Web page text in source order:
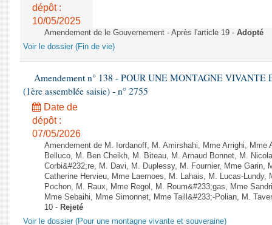
Dossiers législatifs
Budget et sécurité sociale
Comptes rendus des débats
dépôt :
10/05/2025
Amendement de le Gouvernement - Après l'article 19 - Adopté
Voir le dossier (Fin de vie)
Amendement n° 138 - POUR UNE MONTAGNE VIVANTE
(1ère assemblée saisie) - n° 2755
Date de
dépôt :
07/05/2026
Amendement de M. Iordanoff, M. Amirshahi, Mme Arrighi, Mme
Belluco, M. Ben Cheikh, M. Biteau, M. Arnaud Bonnet, M.
Corbi&#232;re, M. Davi, M. Duplessy, M. Fournier, Mme Garin,
Catherine Hervieu, Mme Laernoes, M. Lahais, M. Lucas-
Pochon, M. Raux, Mme Regol, M. Roum&#233;gas, Mme
Mme Sebaihi, Mme Simonnet, Mme Taill&#233;-Polian, M.
10 - Rejeté
Voir le dossier (Pour une montagne vivante et souveraine)